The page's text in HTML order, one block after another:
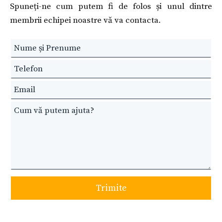
Spuneți-ne cum putem fi de folos și unul dintre
membrii echipei noastre vă va contacta.
Leave
this
field
blank
Trimite